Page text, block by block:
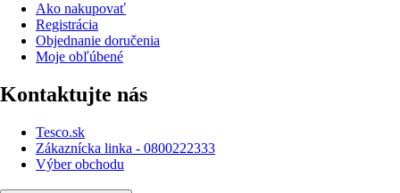
Ako nakupovať
Registrácia
Objednanie doručenia
Moje obľúbené
Kontaktujte nás
Tesco.sk
Zákaznícka linka - 0800222333
Výber obchodu